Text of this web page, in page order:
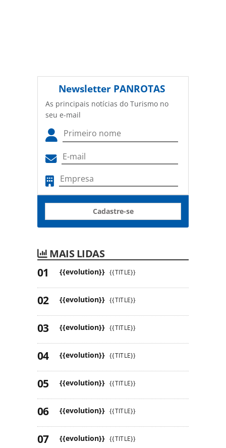
Newsletter PANROTAS
As principais notícias do Turismo no
seu e-mail
Cadastre-se
MAIS LIDAS
{{evolution}} {{TITLE}}
{{evolution}} {{TITLE}}
{{evolution}} {{TITLE}}
{{evolution}} {{TITLE}}
{{evolution}} {{TITLE}}
{{evolution}} {{TITLE}}
{{evolution}} {{TITLE}}